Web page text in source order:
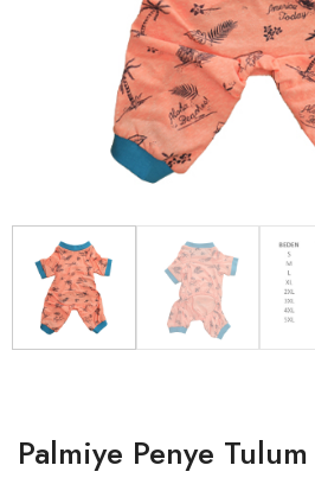
Palmiye Penye Tulum